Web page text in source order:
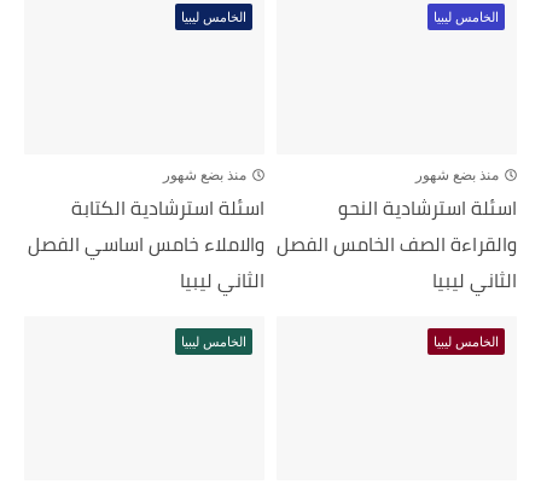
الخامس ليبيا
منذ بضع شهور
اسئلة استرشادية النحو
والقراءة الصف الخامس الفصل
الثاني ليبيا
الخامس ليبيا
منذ بضع شهور
اسئلة استرشادية الكتابة
والاملاء خامس اساسي الفصل
الثاني ليبيا
الخامس ليبيا الخامس ليبيا